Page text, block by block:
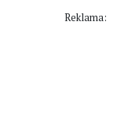
Reklama: